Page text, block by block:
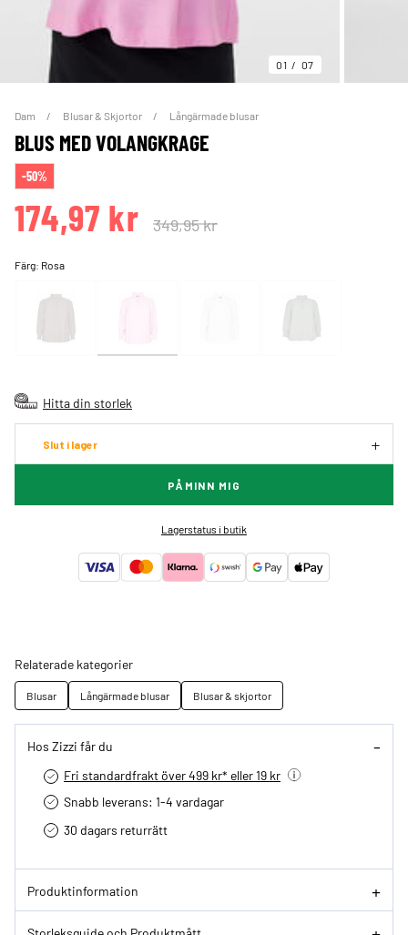
01 07
Dam Blusar & Skjortor Långärmade blusar
BLUS MED VOLANGKRAGE
-50%
174,97 kr 349,95 kr
Färg: Rosa
Hitta din storlek
Slut i lager
PÅMINN MIG
Lagerstatus i butik
Relaterade kategorier
Blusar Långärmade blusar Blusar & skjortor
Hos Zizzi får du
Fri standardfrakt över 499 kr* eller 19 kr
Snabb leverans: 1-4 vardagar
30 dagars returrätt­
Produktinformation